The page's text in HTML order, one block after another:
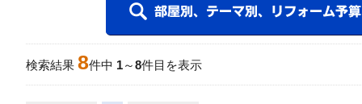
検索結果 8件中 1～8件目を表示